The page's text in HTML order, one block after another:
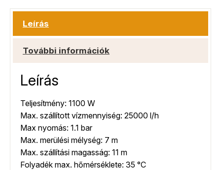
Leírás
További információk
Leírás
Teljesítmény: 1100 W
Max. szállított vízmennyiség: 25000 l/h
Max nyomás: 1.1 bar
Max. merülési mélység: 7 m
Max. szállítási magasság: 11 m
Folyadék max. hőmérséklete: 35 °C